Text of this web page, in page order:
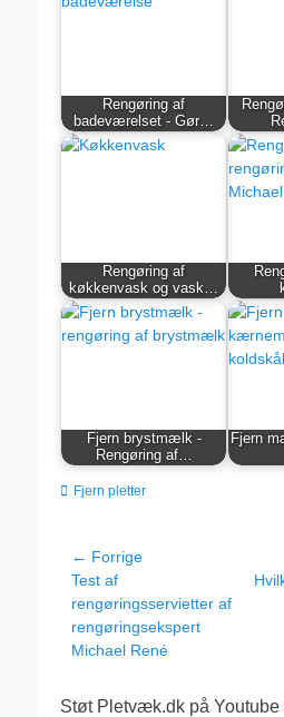
Rengøring af
badeværelset - Gør…
Rengøring af
køkkenvask og vask…
Fjern brystmælk -
Rengøring af…
Fjern
kategorier
Fjern pletter
Indlægsnavigation
← Forrige
Forrige
indlæg:
Test af
rengøringsservietter af
rengøringsekspert
Michael René
Støt Pletvæk.dk på Youtube